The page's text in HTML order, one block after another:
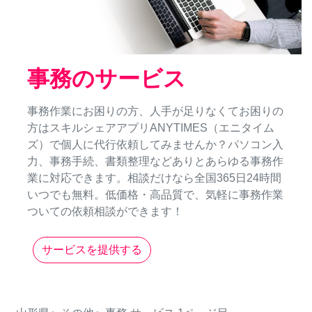
事務のサービス
事務作業にお困りの方、人手が足りなくてお困りの
方はスキルシェアアプリANYTIMES（エニタイム
ズ）で個人に代行依頼してみませんか？パソコン入
力、事務手続、書類整理などありとあらゆる事務作
業に対応できます。相談だけなら全国365日24時間
いつでも無料。低価格・高品質で、気軽に事務作業
ついての依頼相談ができます！
サービスを提供する